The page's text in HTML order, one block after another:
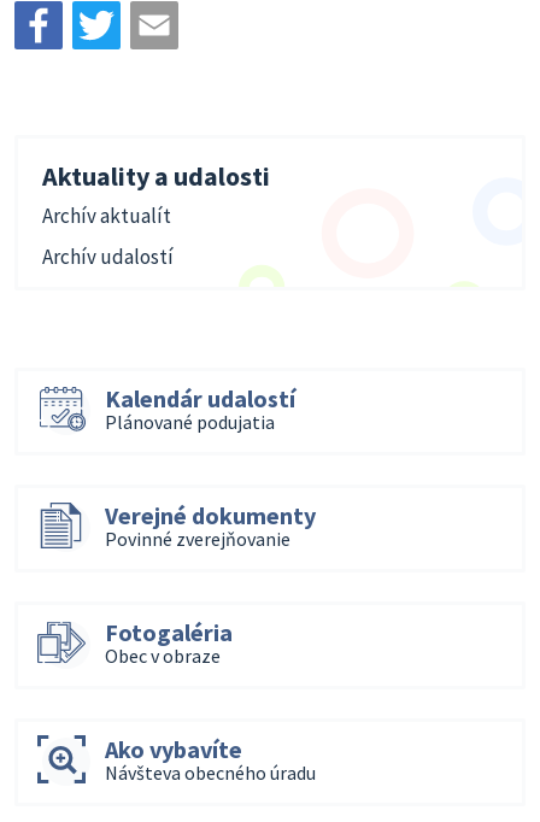
Aktuality a udalosti
Archív aktualít
Archív udalostí
Kalendár udalostí
Plánované podujatia
Verejné dokumenty
Povinné zverejňovanie
Fotogaléria
Obec v obraze
Ako vybavíte
Návšteva obecného úradu